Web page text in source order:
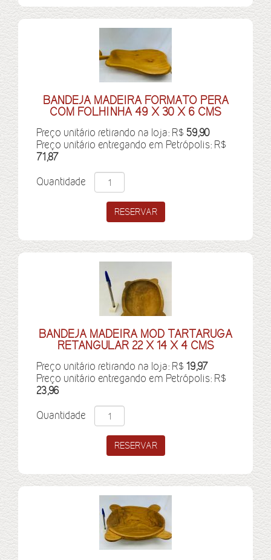
BANDEJA MADEIRA FORMATO PERA
COM FOLHINHA 49 X 30 X 6 CMS
Preço unitário retirando na loja: R$ 59,90
Preço unitário entregando em Petrópolis: R$
71,87
Quantidade
BANDEJA MADEIRA MOD TARTARUGA
RETANGULAR 22 X 14 X 4 CMS
Preço unitário retirando na loja: R$ 19,97
Preço unitário entregando em Petrópolis: R$
23,96
Quantidade